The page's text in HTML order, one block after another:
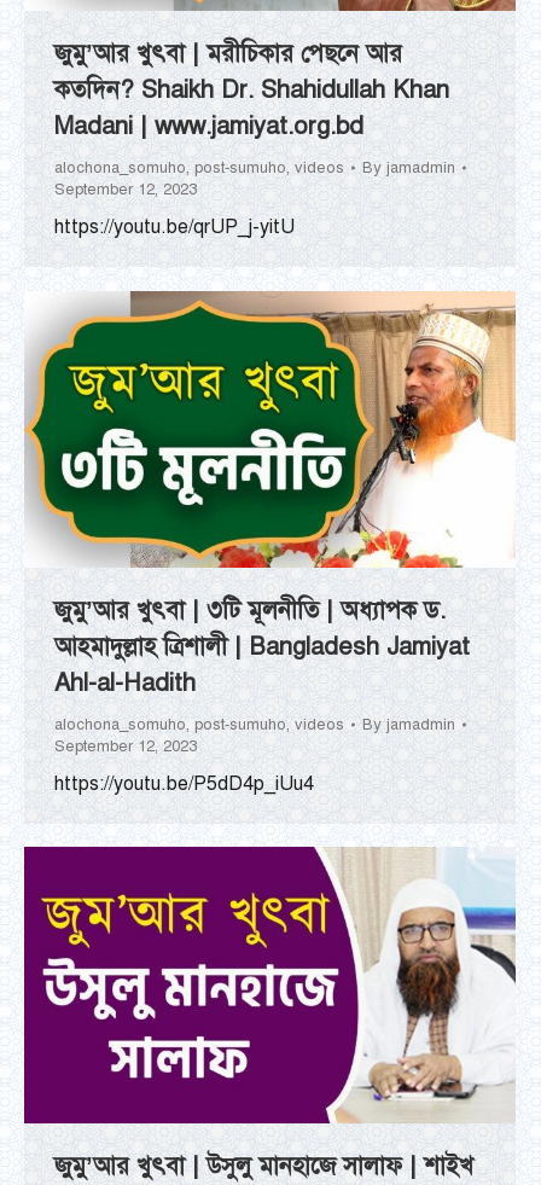
জুমু’আর খুৎবা | মরীচিকার পেছনে আর
কতদিন? Shaikh Dr. Shahidullah Khan
Madani | www.jamiyat.org.bd
alochona_somuho, post-sumuho, videos By jamadmin
September 12, 2023
https://youtu.be/qrUP_j-yitU
জুমু’আর খুৎবা | ৩টি মূলনীতি | অধ্যাপক ড.
আহমাদুল্লাহ ত্রিশালী | Bangladesh Jamiyat
Ahl-al-Hadith
alochona_somuho, post-sumuho, videos By jamadmin
September 12, 2023
https://youtu.be/P5dD4p_iUu4
জুমু’আর খুৎবা | উসুলু মানহাজে সালাফ | শাইখ